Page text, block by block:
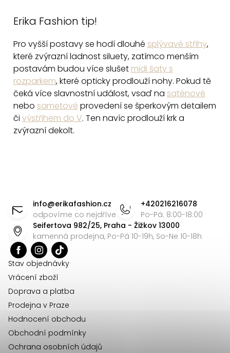
a
c
í
p
r
v
k
u
k
o
v
á
n
í
Erika Fashion tip!
Pro vyšší postavy se hodí dlouhé splývavé střihy,
které zvýrazní ladnost siluety, zatímco menším
postavám budou více slušet midi šaty s
rozparkem, které opticky prodlouží nohy. Pokud tě
čeká více slavnostní událost, vsaď na saténové
nebo sametové provedení se šperkovým detailem
či výstřihem do V. Ten navíc prodlouží krk a
zvýrazní dekolt.
info@erikafashion.cz
odpovíme co nejdříve
+420216216078
Po-Pá: 8:00-18:00
Seifertova 982/25, Praha - Žižkov 13000
kamenná prodejna, Po-Pá 10-19h, So-Ne 10-18h
Stav objednávky
Vrácení zboží
Doprava a platba
Prodejna v Praze
Hodnocení obchodu
Obchodní podmínky
Ochrana osobních údajů